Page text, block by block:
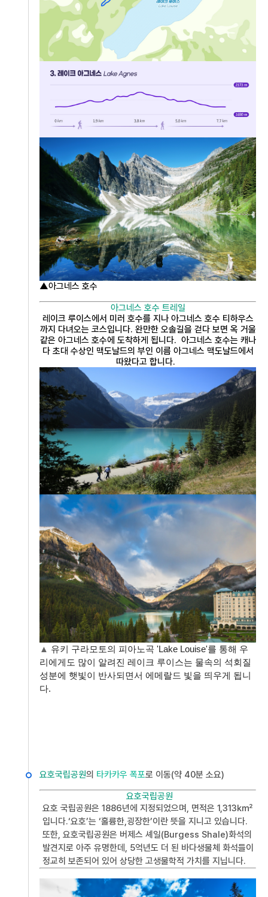
▲아그네스 호수
아그네스 호수 트레일
레이크 루이스에서 미러 호수를 지나 아그네스 호수 티하우스
까지 다녀오는 코스입니다. 완만한 오솔길을 걷다 보면 옥 거울
같은 아그네스 호수에 도착하게 됩니다. 아그네스 호수는 캐나
다 초대 수상인 맥도날드의 부인 이름 아그네스 맥도날드에서
따왔다고 합니다.
▲ 유키 구라모토의 피아노곡 'Lake Louise'를 통해 우
리에게도 많이 알려진 레이크 루이스는 물속의 석회질
성분에 햇빛이 반사되면서 에메랄드 빛을 띄우게 됩니
다.
요호국립공원의 타카카우 폭포로 이동(약 40분 소요)
요호국립공원
요호 국립공원은 1886년에 지정되었으며, 면적은 1,313㎢
입니다.‘요호’는 ‘훌륭한,굉장한’이란 뜻을 지니고 있습니다.
또한, 요호국립공원은 버제스 셰일(Burgess Shale)화석의
발견지로 아주 유명한데, 5억년도 더 된 바다생물체 화석들이
정교히 보존되어 있어 상당한 고생물학적 가치를 지닙니다.